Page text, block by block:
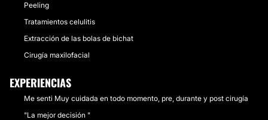
Peeling
Tratamientos celulitis
Extracción de las bolas de bichat
Cirugía maxilofacial
EXPERIENCIAS
Me senti Muy cuidada en todo momento, pre, durante y post cirugía
"La mejor decisión "